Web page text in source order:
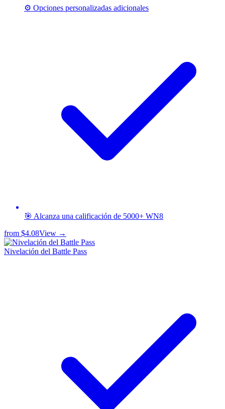
⚙️ Opciones personalizadas adicionales
🎯 Alcanza una calificación de 5000+ WN8
from $4.08View →
Nivelación del Battle Pass